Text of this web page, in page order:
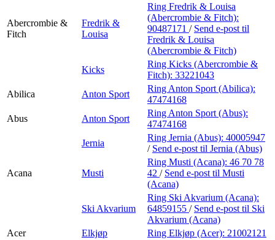
Abercrombie &
Fitch
Fredrik &
Louisa
Ring Fredrik & Louisa
(Abercrombie & Fitch):
90487171 / Send e-post til
Fredrik & Louisa
(Abercrombie & Fitch)
Kicks
Ring Kicks (Abercrombie &
Fitch): 33221043
Abilica
Anton Sport
Ring Anton Sport (Abilica):
47474168
Abus
Anton Sport
Ring Anton Sport (Abus):
47474168
Jernia
Ring Jernia (Abus): 40005947
/ Send e-post til Jernia (Abus)
Acana Musti
Ring Musti (Acana): 46 70 78
42 / Send e-post til Musti
(Acana)
Ski Akvarium
Ring Ski Akvarium (Acana):
64859155 / Send e-post til Ski
Akvarium (Acana)
Acer
Elkjøp Ring Elkjøp (Acer): 21002121